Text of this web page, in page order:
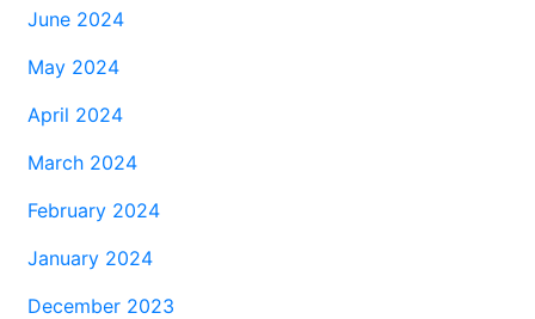
June 2024
May 2024
April 2024
March 2024
February 2024
January 2024
December 2023